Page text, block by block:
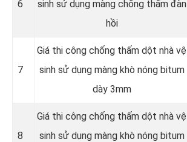
6
sinh sử dụng màng chống thấm đàn
hồi
7
Giá thi công chống thấm dột nhà vệ
sinh sử dụng màng khò nóng bitum
dày 3mm
8
Giá thi công chống thấm dột nhà vệ
sinh sử dụng màng khò nóng bitum